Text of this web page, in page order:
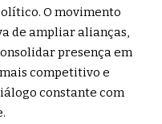
O movimento
de ampliar alianças,
presença em
competitivo e
constante com